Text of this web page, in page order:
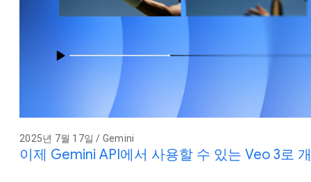
2025년 7월 17일 / Gemini
이제 Gemini API에서 사용할 수 있는 Veo 3로